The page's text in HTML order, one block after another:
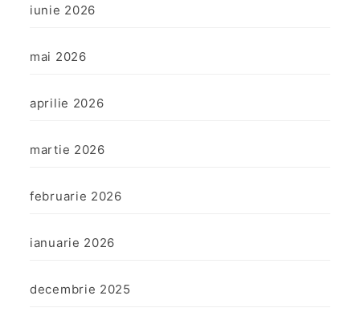
iunie 2026
mai 2026
aprilie 2026
martie 2026
februarie 2026
ianuarie 2026
decembrie 2025